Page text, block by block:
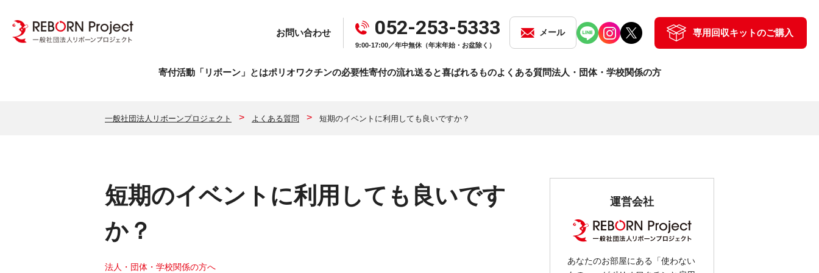
お問い合わせ 052-253-5333
9:00-17:00／年中無休（年末年始・お盆除く）
メール 専用回収キットのご購入
寄付活動「リボーン」とはポリオワクチンの必要性寄付の流れ送ると喜ばれるものよくある質問法人・団体・学校関係の方
一般社団法人リボーンプロジェクト よくある質問 短期のイベントに利用しても良いですか？
短期のイベントに利用しても良いです
か？
法人・団体・学校関係の方へ
運営会社
あなたのお部屋にある「使わない